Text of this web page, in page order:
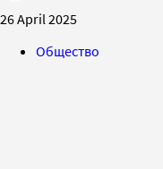
26 April 2025
Общество